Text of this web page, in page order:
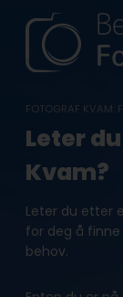
content
FOTOGRAF KVAM:
Leter
Kvam?
Leter du etter
for deg å
behov.